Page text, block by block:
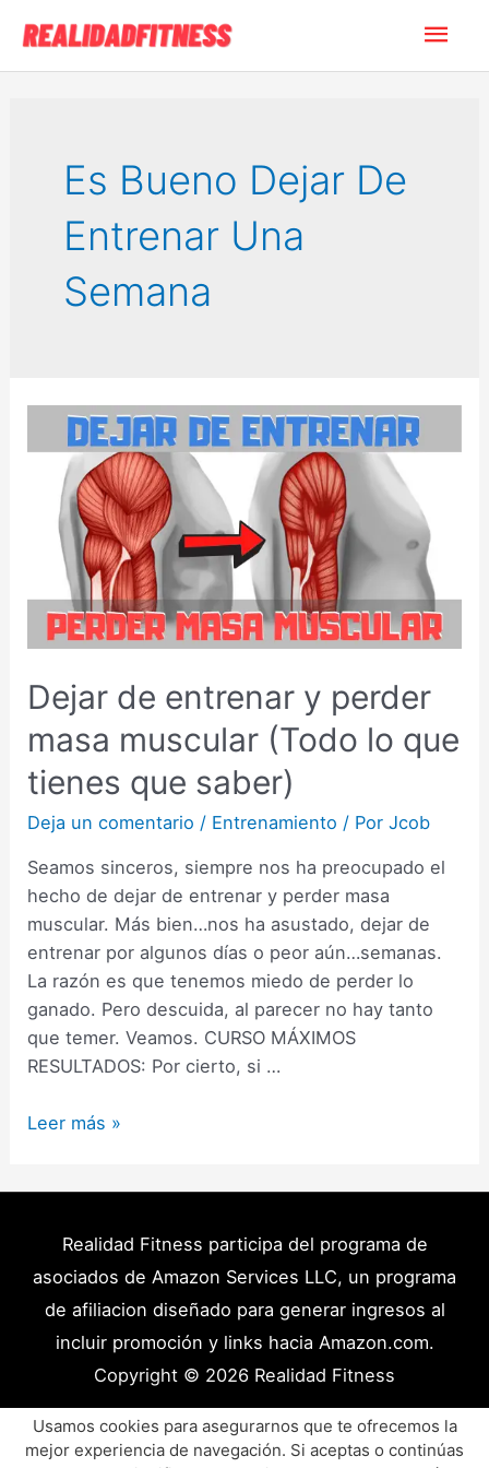
contenido
Es Bueno Dejar De
Entrenar Una
Semana
Dejar de entrenar y perder
masa muscular (Todo lo que
tienes que saber)
Deja un comentario / Entrenamiento / PorJcob
Seamos sinceros, siempre nos ha preocupado el
hecho de dejar de entrenar y perder masa
muscular. Más bien…nos ha asustado, dejar de
entrenar por algunos días o peor aún…semanas.
La razón es que tenemos miedo de perder lo
ganado. Pero descuida, al parecer no hay tanto
que temer. Veamos. CURSO MÁXIMOS
RESULTADOS: Por cierto, si …
Dejar
perder
(Todo
tienes
que
saber)
Leer más »
Realidad Fitness participa del programa de
asociados de Amazon Services LLC, un programa
de afiliacion diseñado para generar ingresos al
incluir promoción y links hacia Amazon.com.
Copyright © 2026 Realidad Fitness
Políticas de Privacidad – Términos y Condiciones
Disclaimer Médico
Contacto Artículos
Usamos cookies para asegurarnos que te ofrecemos la
mejor experiencia de navegación. Si aceptas o continúas